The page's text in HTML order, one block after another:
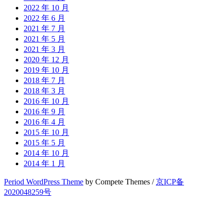
2022 年 10 月
2022 年 6 月
2021 年 7 月
2021 年 5 月
2021 年 3 月
2020 年 12 月
2019 年 10 月
2018 年 7 月
2018 年 3 月
2016 年 10 月
2016 年 9 月
2016 年 4 月
2015 年 10 月
2015 年 5 月
2014 年 10 月
2014 年 1 月
Period WordPress Theme by Compete Themes /京ICP备
2020048259号